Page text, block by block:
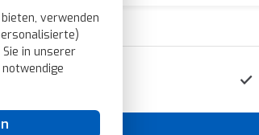
verwenden
in unserer
Lieferung